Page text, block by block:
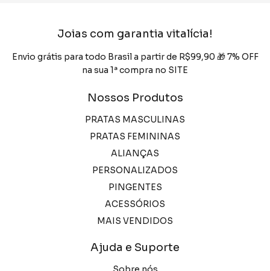
Joias com garantia vitalícia!
Envio grátis para todo Brasil a partir de R$99,90 🎁 7% OFF
na sua 1ª compra no SITE
Nossos Produtos
PRATAS MASCULINAS
PRATAS FEMININAS
ALIANÇAS
PERSONALIZADOS
PINGENTES
ACESSÓRIOS
MAIS VENDIDOS
Ajuda e Suporte